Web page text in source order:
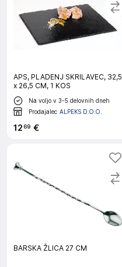
APS, PLADENJ SKRILAVEC, 32,5
x 26,5 CM, 1 KOS
Na voljo v 3-5 delovnih dneh
Prodajalec ALPEKS D.O.O.
1269 €
BARSKA ŽLICA 27 CM